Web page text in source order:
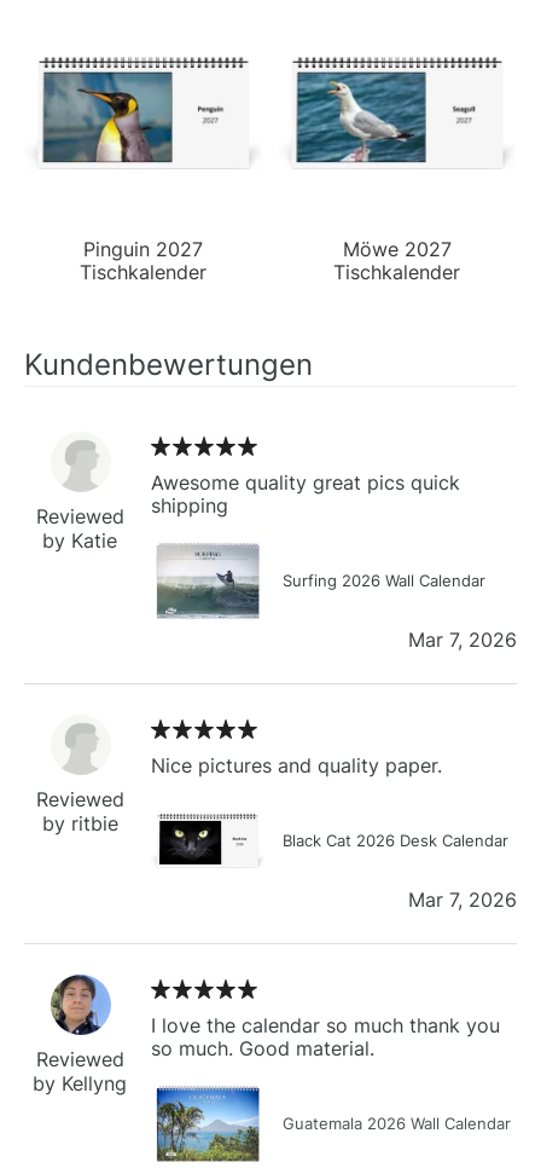
Pinguin 2027
Tischkalender
Möwe 2027
Tischkalender
Kundenbewertungen
Reviewed
by Katie
Awesome quality great pics quick
shipping
Surfing 2026 Wall Calendar
Mar 7, 2026
Reviewed
by ritbie
Nice pictures and quality paper.
Black Cat 2026 Desk Calendar
Mar 7, 2026
Reviewed
by Kellyng
I love the calendar so much thank you
so much. Good material.
Guatemala 2026 Wall Calendar